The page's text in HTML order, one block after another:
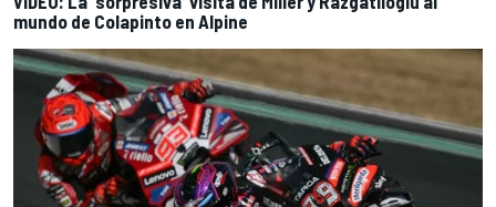
mundo de Colapinto en Alpine